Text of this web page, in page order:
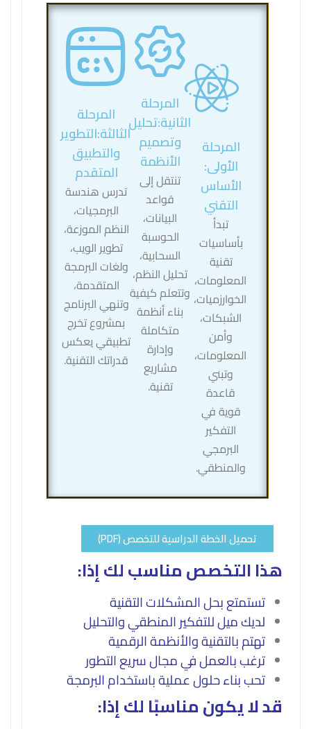
المرحلة
الثالثة:التطوير
والتطبيق
المتقدم
تدرس هندسة
البرمجيات،
النظم الموزعة،
تطوير الويب،
ولغات البرمجة
المتقدمة،
وتنهي البرنامج
بمشروع تخرج
تطبيقي يعكس
قدراتك التقنية.
المرحلة
الثانية:تحليل
وتصميم
الأنظمة
تنتقل إلى
قواعد
البيانات،
الحوسبة
السحابية،
تحليل النظم،
وتتعلم كيفية
بناء أنظمة
متكاملة
وإدارة
مشاريع
تقنية.
المرحلة
الأولى:
الأساس
التقني
تبدأ
بأساسيات
تقنية
المعلومات،
الخوارزميات،
الشبكات،
وأمن
المعلومات،
وتبني
قاعدة
قوية في
التفكير
البرمجي
والمنطقي.
تحميل الخطة الدراسية للتخصص (PDF)
هذا التخصص مناسب لك إذا:
تستمتع بحل المشكلات التقنية
لديك ميل للتفكير المنطقي والتحليل
تهتم بالتقنية والأنظمة الرقمية
ترغب بالعمل في مجال سريع التطور
تحب بناء حلول عملية باستخدام البرمجة
قد لا يكون مناسبًا لك إذا: